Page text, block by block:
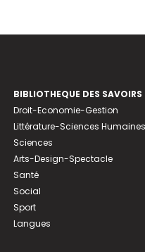
BIBLIOTHEQUE DES SAVOIRS
Droit-Economie-Gestion
Littérature-Sciences Humaines
Sciences
Arts-Design-Spectacle
Santé
Social
Sport
Langues